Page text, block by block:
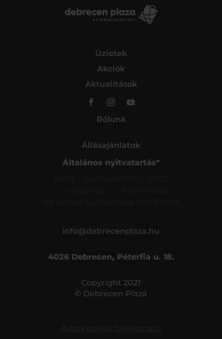
Üzletek
Akciók
Aktualitások
Rólunk
Állásajánlatok
Általános nyitvatartás*
Hétfő – Szombat
09:00 – 20:00
Vasárnap
*Az üzletek nyitvatartása eltérő lehet.
info@debrecenplaza.hu
4026 Debrecen, Péterfia u. 18.
Copyright 2021
© Debrecen Plaza